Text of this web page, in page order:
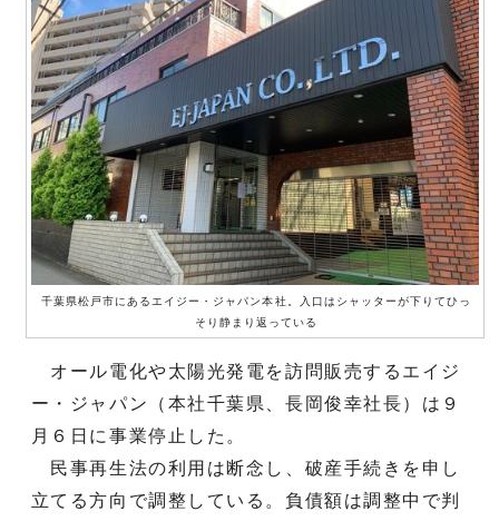
千葉県松戸市にあるエイジー・ジャパン本社。入口はシャッターが下りてひっ
そり静まり返っている
オール電化や太陽光発電を訪問販売するエイジ
ー・ジャパン（本社千葉県、長岡俊幸社長）は９
月６日に事業停止した。
民事再生法の利用は断念し、破産手続きを申し
立てる方向で調整している。負債額は調整中で判